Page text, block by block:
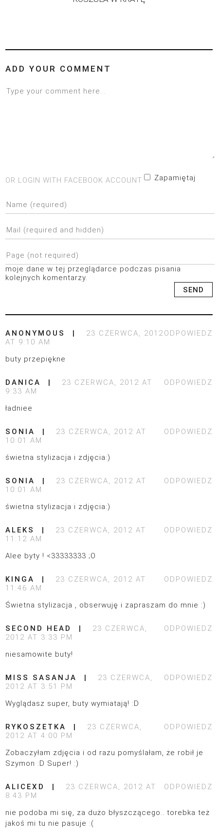
ADD YOUR COMMENT
OR LOGIN WITH FACEBOOK ACCOUNT Zapamiętaj
moje dane w tej przeglądarce podczas pisania
kolejnych komentarzy.
ODPOWIEDZ
ANONYMOUS
23 CZERWCA, 2012
AT 9:10 AM
buty przepiękne
ODPOWIEDZ
DANICA
23 CZERWCA, 2012 AT
9:33 AM
ładniee
ODPOWIEDZ
SONIA
23 CZERWCA, 2012 AT
10:01 AM
świetna stylizacja i zdjęcia:)
ODPOWIEDZ
SONIA
23 CZERWCA, 2012 AT
10:01 AM
świetna stylizacja i zdjęcia:)
ODPOWIEDZ
ALEKS
23 CZERWCA, 2012 AT
11:12 AM
Alee byty ! <33333333 ;O
ODPOWIEDZ
KINGA
23 CZERWCA, 2012 AT
11:46 AM
Świetna stylizacja , obserwuję i zapraszam do mnie :)
ODPOWIEDZ
SECOND HEAD
23 CZERWCA,
2012 AT 3:33 PM
niesamowite buty!
ODPOWIEDZ
MISS SASANJA
23 CZERWCA,
2012 AT 3:51 PM
Wyglądasz super, buty wymiatają! :D
ODPOWIEDZ
RYKOSZETKA
23 CZERWCA,
2012 AT 4:00 PM
Zobaczyłam zdjęcia i od razu pomyślałam, że robił je
Szymon :D Super! :)
ODPOWIEDZ
ALICEXD
23 CZERWCA, 2012 AT
8:43 PM
nie podoba mi się, za dużo błyszczącego.. torebka też
jakoś mi tu nie pasuje :(